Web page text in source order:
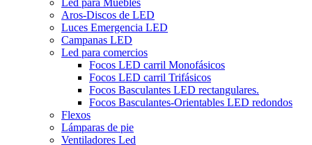
Aros-Discos de LED
Luces Emergencia LED
Campanas LED
Led para comercios
Focos LED carril Monofásicos
Focos LED carril Trifásicos
Focos Basculantes LED rectangulares.
Focos Basculantes-Orientables LED redondos
Flexos
Lámparas de pie
Ventiladores Led